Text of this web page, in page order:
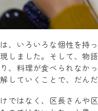
、いろいろな個性を持
しました。そして、物
、料理が食べられなか
していくことで、だん
ではなく、区長さんや